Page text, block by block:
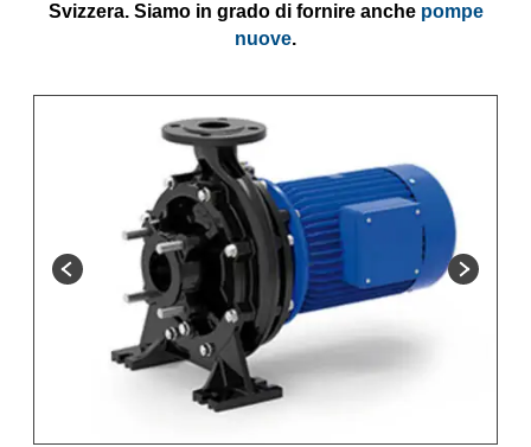
Svizzera. Siamo in grado di fornire anche pompe
nuove.